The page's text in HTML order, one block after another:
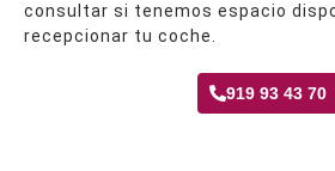
consultar si tenemos espacio
recepcionar tu coche.
919 93 43 70